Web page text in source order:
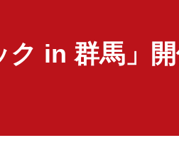
ク in 群馬」